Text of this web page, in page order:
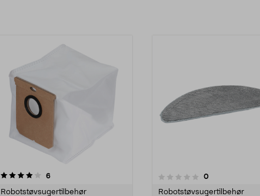
6anmeldelser
Robotstøvsugertilbehør
0.0 av 5 stjerner 0anmeldelser
Robotstøvsugertilbehør